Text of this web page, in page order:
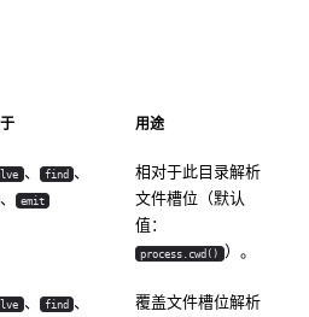
用途
、 find 、
、 emit
相对于此目录解析
文件槽位（默认
值：
process.cwd() ）。
、 find 、
覆盖文件槽位解析